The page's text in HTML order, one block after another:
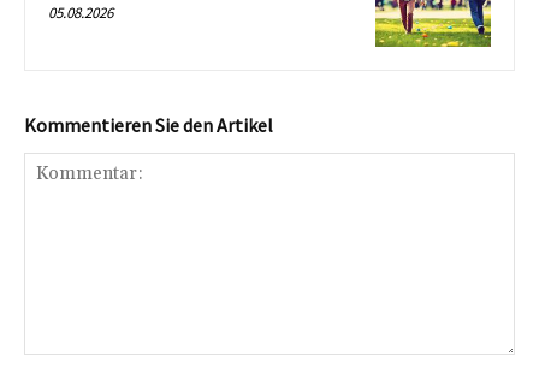
05.08.2026
Kommentieren Sie den Artikel